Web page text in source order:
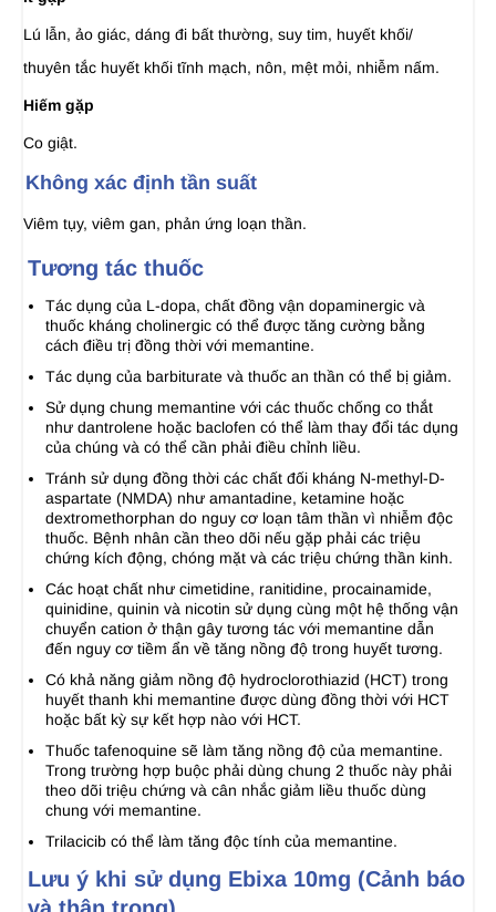
Lú lẫn, ảo giác, dáng đi bất thường, suy tim, huyết khối/
thuyên tắc huyết khối tĩnh mạch, nôn, mệt mỏi, nhiễm nấm.
Hiếm gặp
Co giật.
Không xác định tần suất
Viêm tụy, viêm gan, phản ứng loạn thần.
Tương tác thuốc
Tác dụng của L-dopa, chất đồng vận dopaminergic và
thuốc kháng cholinergic có thể được tăng cường bằng
cách điều trị đồng thời với memantine.
Tác dụng của barbiturate và thuốc an thần có thể bị giảm.
Sử dụng chung memantine với các thuốc chống co thắt
như dantrolene hoặc baclofen có thể làm thay đổi tác dụng
của chúng và có thể cần phải điều chỉnh liều.
Tránh sử dụng đồng thời các chất đối kháng N-methyl-D-
aspartate (NMDA) như amantadine, ketamine hoặc
dextromethorphan do nguy cơ loạn tâm thần vì nhiễm độc
thuốc. Bệnh nhân cần theo dõi nếu gặp phải các triệu
chứng kích động, chóng mặt và các triệu chứng thần kinh.
Các hoạt chất như cimetidine, ranitidine, procainamide,
quinidine, quinin và nicotin sử dụng cùng một hệ thống vận
chuyển cation ở thận gây tương tác với memantine dẫn
đến nguy cơ tiềm ẩn về tăng nồng độ trong huyết tương.
Có khả năng giảm nồng độ hydroclorothiazid (HCT) trong
huyết thanh khi memantine được dùng đồng thời với HCT
hoặc bất kỳ sự kết hợp nào với HCT.
Thuốc tafenoquine sẽ làm tăng nồng độ của memantine.
Trong trường hợp buộc phải dùng chung 2 thuốc này phải
theo dõi triệu chứng và cân nhắc giảm liều thuốc dùng
chung với memantine.
Trilacicib có thể làm tăng độc tính của memantine.
Lưu ý khi sử dụng Ebixa 10mg (Cảnh báo